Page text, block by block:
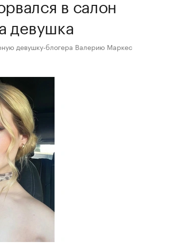
в салон
девушка
девушку-блогера Валерию Маркес